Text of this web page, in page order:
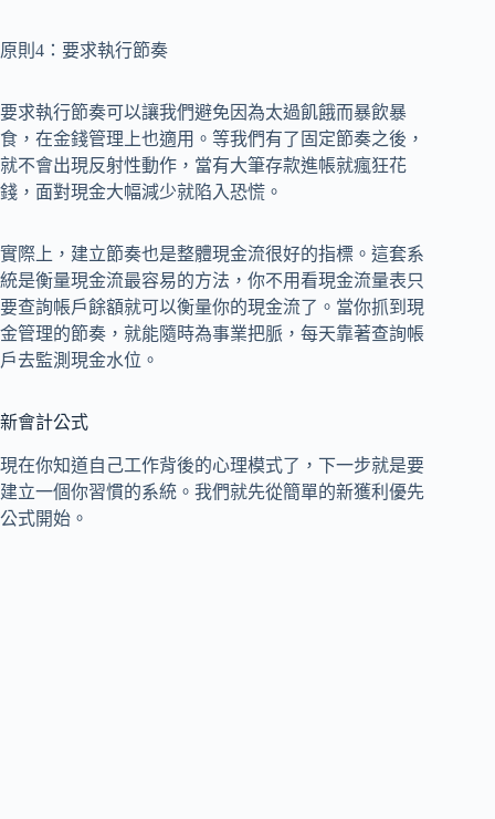
原則4：要求執行節奏
要求執行節奏可以讓我們避免因為太過飢餓而暴飲暴
食，在金錢管理上也適用。等我們有了固定節奏之後，
就不會出現反射性動作，當有大筆存款進帳就瘋狂花
錢，面對現金大幅減少就陷入恐慌。
實際上，建立節奏也是整體現金流很好的指標。這套系
統是衡量現金流最容易的方法，你不用看現金流量表只
要查詢帳戶餘額就可以衡量你的現金流了。當你抓到現
金管理的節奏，就能隨時為事業把脈，每天靠著查詢帳
戶去監測現金水位。
新會計公式
現在你知道自己工作背後的心理模式了，下一步就是要
建立一個你習慣的系統。我們就先從簡單的新獲利優先
公式開始。